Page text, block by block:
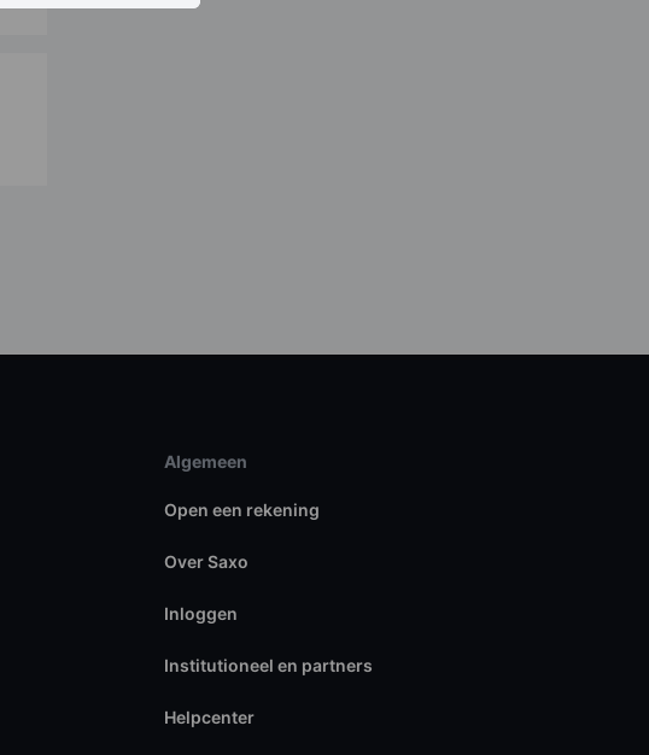
Algemeen
Open een rekening
Over Saxo
Inloggen
Institutioneel en partners
Helpcenter